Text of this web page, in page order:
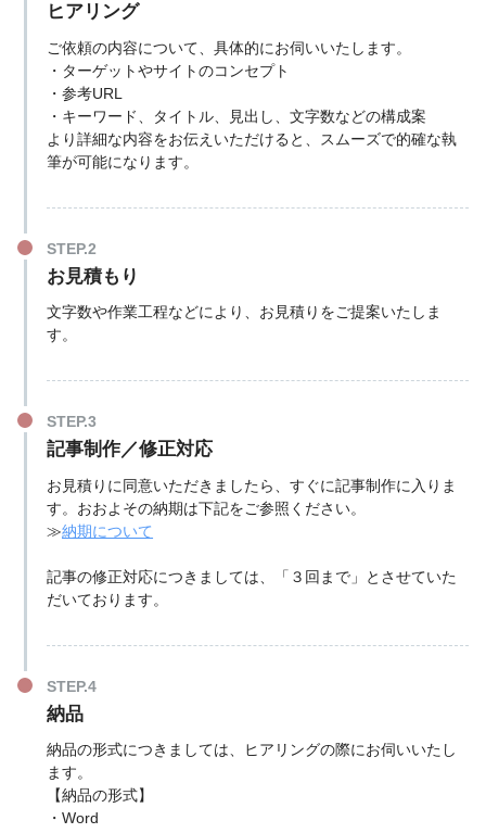
ヒアリング
ご依頼の内容について、具体的にお伺いいたします。
・ターゲットやサイトのコンセプト
・参考URL
・キーワード、タイトル、見出し、文字数などの構成案
より詳細な内容をお伝えいただけると、スムーズで的確な執
筆が可能になります。
お見積もり
文字数や作業工程などにより、お見積りをご提案いたしま
す。
記事制作／修正対応
お見積りに同意いただきましたら、すぐに記事制作に入りま
す。おおよその納期は下記をご参照ください。
≫納期について
記事の修正対応につきましては、「３回まで」とさせていた
だいております。
納品
納品の形式につきましては、ヒアリングの際にお伺いいたし
ます。
【納品の形式】
・Word